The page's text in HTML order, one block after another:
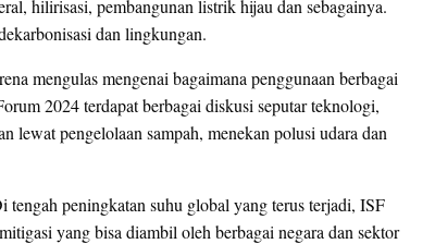
hilirisasi, pembangunan listrik hijau dan sebagainya.
dan lingkungan.
mengulas mengenai bagaimana penggunaan berbagai
2024 terdapat berbagai diskusi seputar teknologi,
lewat pengelolaan sampah, menekan polusi udara dan
peningkatan suhu global yang terus terjadi, ISF
yang bisa diambil oleh berbagai negara dan sektor